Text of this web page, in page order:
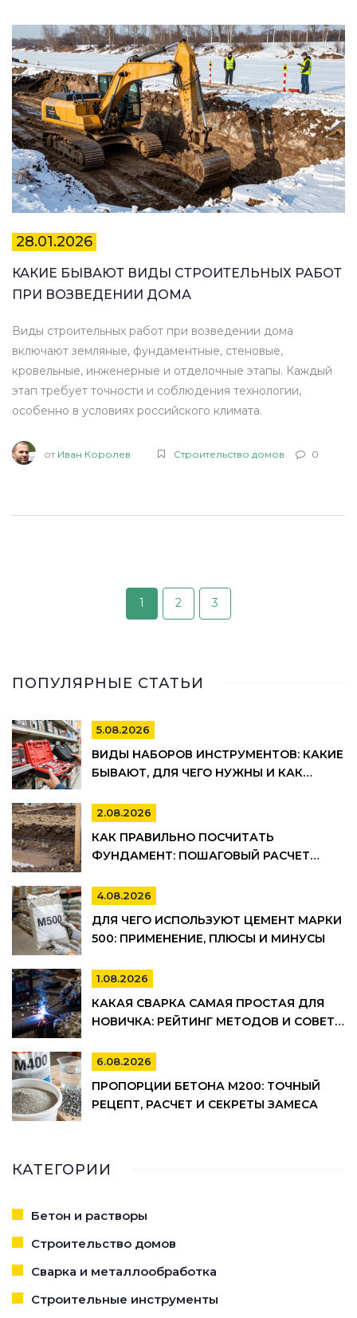
28.01.2026
КАКИЕ БЫВАЮТ ВИДЫ СТРОИТЕЛЬНЫХ РАБОТ
ПРИ ВОЗВЕДЕНИИ ДОМА
Виды строительных работ при возведении дома
включают земляные, фундаментные, стеновые,
кровельные, инженерные и отделочные этапы. Каждый
этап требует точности и соблюдения технологии,
особенно в условиях российского климата.
от Иван Королев Строительство домов 0
1 2 3
ПОПУЛЯРНЫЕ СТАТЬИ
5.08.2026
ВИДЫ НАБОРОВ ИНСТРУМЕНТОВ: КАКИЕ
БЫВАЮТ, ДЛЯ ЧЕГО НУЖНЫ И КАК
2.08.2026
КАК ПРАВИЛЬНО ПОСЧИТАТЬ
ФУНДАМЕНТ: ПОШАГОВЫЙ РАСЧЕТ
ОПАЛУБКИ
4.08.2026
ДЛЯ ЧЕГО ИСПОЛЬЗУЮТ ЦЕМЕНТ МАРКИ
500: ПРИМЕНЕНИЕ, ПЛЮСЫ И МИНУСЫ
1.08.2026
КАКАЯ СВАРКА САМАЯ ПРОСТАЯ ДЛЯ
НОВИЧКА: РЕЙТИНГ МЕТОДОВ И СОВЕТЫ
6.08.2026
ПРОПОРЦИИ БЕТОНА М200: ТОЧНЫЙ
РЕЦЕПТ, РАСЧЕТ И СЕКРЕТЫ ЗАМЕСА
КАТЕГОРИИ
Бетон и растворы
Строительство домов
Сварка и металлообработка
Строительные инструменты